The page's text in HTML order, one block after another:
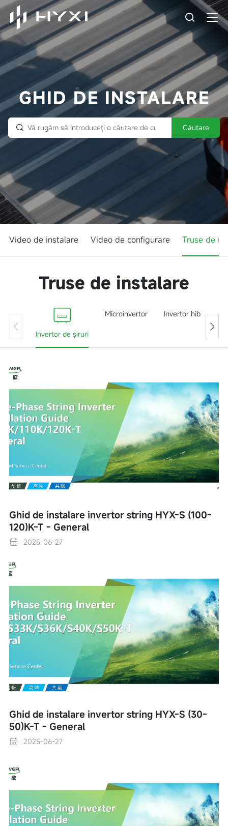
GHID DE INSTALARE
Căutare
Video de instalare Video de configurare Truse de
Truse de instalare
Invertor de șiruri
Microinvertor Invertor hibrid
Ghid de instalare invertor string HYX-S (100-
120)K-T - General
2025-06-27
Ghid de instalare invertor string HYX-S (30-
50)K-T - General
2025-06-27